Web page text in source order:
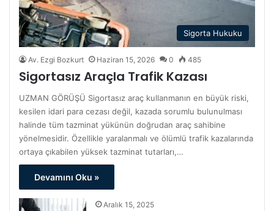
Sigorta Hukuku
Av. Ezgi Bozkurt Haziran 15, 2026 0 485
Sigortasız Araçla Trafik Kazası
UZMAN GÖRÜŞÜ Sigortasız araç kullanmanın en büyük riski,
kesilen idari para cezası değil, kazada sorumlu bulunulması
halinde tüm tazminat yükünün doğrudan araç sahibine
yönelmesidir. Özellikle yaralanmalı ve ölümlü trafik kazalarında
ortaya çıkabilen yüksek tazminat tutarları,…
Devamını Oku »
Aralık 15, 2025